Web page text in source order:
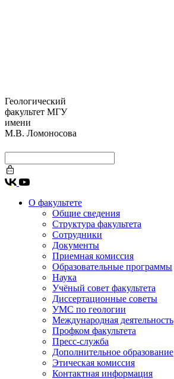
Геологический
факультет МГУ
имени
М.В. Ломоносова
О факультете
Общие сведения
Структура факультета
Сотрудники
Документы
Приемная комиссия
Образовательные программы
Наука
Учёный совет факультета
Диссертационные советы
УМС по геологии
Международная деятельность
Профком факультета
Пресс-служба
Дополнительное образование
Этическая комиссия
Контактная информация